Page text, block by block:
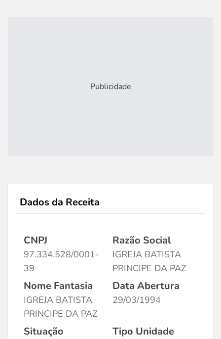
Publicidade
Dados da Receita
CNPJ
97.334.528/0001-
39
Razão Social
IGREJA BATISTA
PRINCIPE DA PAZ
Nome Fantasia
IGREJA BATISTA
PRINCIPE DA PAZ
Data Abertura
29/03/1994
Situação Tipo Unidade